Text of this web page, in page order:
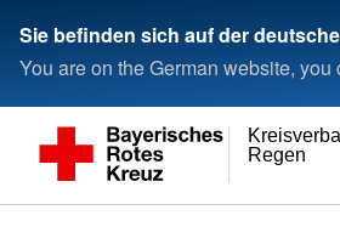
Sie befinden sich auf der
You are on the German website,
Regen